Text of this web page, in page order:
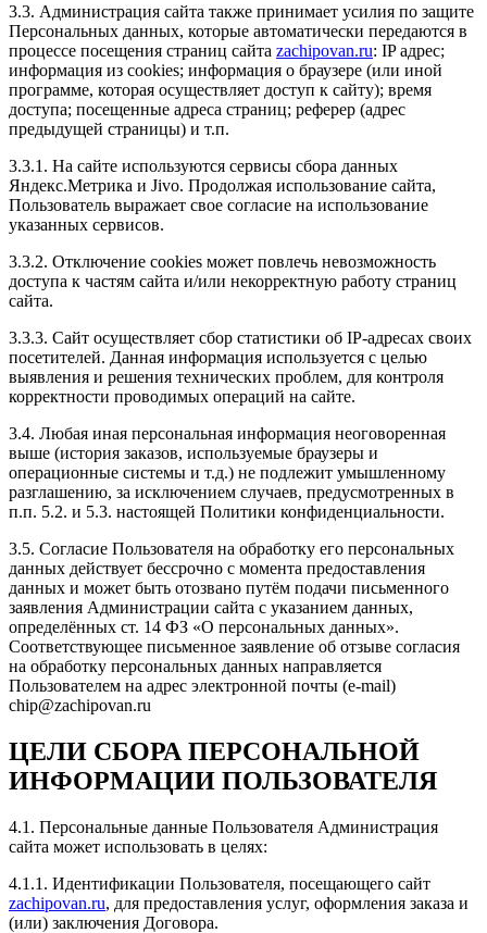
Рейтинг отзыва: 5
Спасибо вам большое!
Приехала делать другу чип-тюнинг в подарок на
BMW X6 3.0D.
Даже я, девочка, почувствовала, что машина
перестала тупить и стала лучше ехать на небольших
По времени около часа работ получилось.
Но все это компенсировалось отличным результатом,
качеством обслуживания, честностью и дружеской
Всем советую!
Рейтинг отзыва:5
Добрый день всем. Зачиповал свою машинку у
Евгения, всё очень понравилось, быстро и удобно.
Автомобиль сказал спасибо. А сегодня взбодрил
мазду. Рекомендую всем, очень качественно и с
подходом грамотным.
Рейтинг отзыва:5
Делал в Zachipovan чип-тюнинг на Тойоту Камри 2.5
почитали ошибки. Сотрудники компании грамотно и
без суеты справляются с поставленными задачами.
После тачку не узнать) как 3.5))) Благодарю за
Рейтинг отзыва:5
3.3. Администрация сайта также принимает усилия по защите
Персональных данных, которые автоматически передаются в
процессе посещения страниц сайта zachipovan.ru: IP адрес;
информация из cookies; информация о браузере (или иной
программе, которая осуществляет доступ к сайту); время
доступа; посещенные адреса страниц; реферер (адрес
предыдущей страницы) и т.п.
3.3.1. На сайте используются сервисы сбора данных
Яндекс.Метрика и Jivo. Продолжая использование сайта,
Пользователь выражает свое согласие на использование
указанных сервисов.
3.3.2. Отключение cookies может повлечь невозможность
доступа к частям сайта и/или некорректную работу страниц
сайта.
3.3.3. Сайт осуществляет сбор статистики об IP-адресах своих
посетителей. Данная информация используется с целью
выявления и решения технических проблем, для контроля
корректности проводимых операций на сайте.
3.4. Любая иная персональная информация неоговоренная
выше (история заказов, используемые браузеры и
операционные системы и т.д.) не подлежит умышленному
разглашению, за исключением случаев, предусмотренных в
п.п. 5.2. и 5.3. настоящей Политики конфиденциальности.
3.5. Согласие Пользователя на обработку его персональных
данных действует бессрочно с момента предоставления
данных и может быть отозвано путём подачи письменного
заявления Администрации сайта с указанием данных,
определённых ст. 14 ФЗ «О персональных данных».
Соответствующее письменное заявление об отзыве согласия
на обработку персональных данных направляется
Пользователем на адрес электронной почты (e-mail)
chip@zachipovan.ru
ЦЕЛИ СБОРА ПЕРСОНАЛЬНОЙ
ИНФОРМАЦИИ ПОЛЬЗОВАТЕЛЯ
4.1. Персональные данные Пользователя Администрация
сайта может использовать в целях:
4.1.1. Идентификации Пользователя, посещающего сайт
zachipovan.ru, для предоставления услуг, оформления заказа и
(или) заключения Договора.